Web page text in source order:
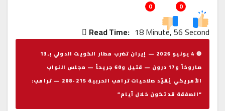
0
0
Read Time: 18 Minute, 56 Second
🔴 4 يونيو 2026 — إيران تضرب مطار الكويت الدولي بـ13
صاروخاً و17 درون — قتيل و60 جريحاً — مجلس النواب
الأمريكي يُقيّد صلاحيات ترامب الحربية 215-208 — ترامب:
“الصفقة قد تكون خلال أيام”